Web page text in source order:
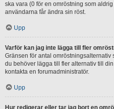
ska vara (0 för en omröstning som
användarna får ändra sin röst.
Upp
Varför kan jag inte lägga till fler
Gränsen för antal omröstningsalternativ
du behöver lägga till fler alternativ till
kontakta en forumadministratör.
Upp
Hur redigerar eller tar jag bort en